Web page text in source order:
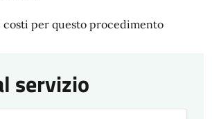
costi per questo procedimento
servizio